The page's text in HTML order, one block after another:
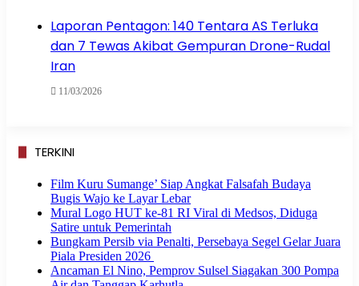
Laporan Pentagon: 140 Tentara AS Terluka
dan 7 Tewas Akibat Gempuran Drone-Rudal
Iran
11/03/2026
TERKINI
Film Kuru Sumange’ Siap Angkat Falsafah Budaya
Bugis Wajo ke Layar Lebar
Mural Logo HUT ke-81 RI Viral di Medsos, Diduga
Satire untuk Pemerintah
Bungkam Persib via Penalti, Persebaya Segel Gelar Juara
Piala Presiden 2026
Ancaman El Nino, Pemprov Sulsel Siagakan 300 Pompa